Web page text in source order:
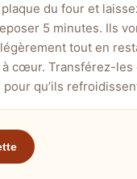
du four et
5 minutes. Ils
tout en
à cœur. Transférez-les
qu’ils